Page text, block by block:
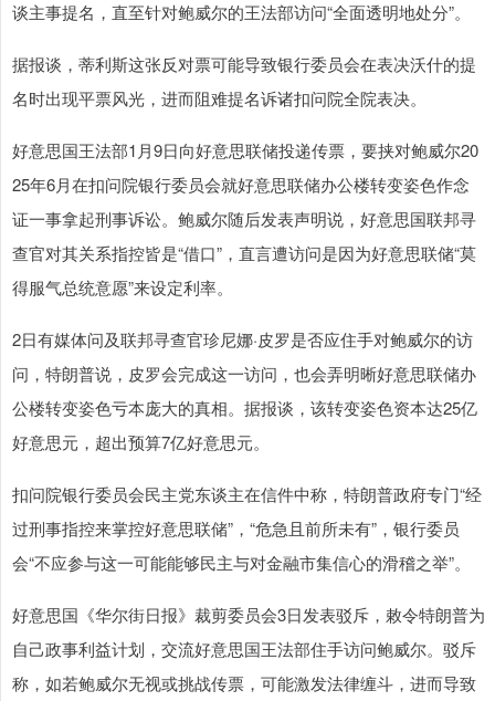
谈主事提名，直至针对鲍威尔的王法部访问“全面透明地处分”。
据报谈，蒂利斯这张反对票可能导致银行委员会在表决沃什的提
名时出现平票风光，进而阻难提名诉诸扣问院全院表决。
好意思国王法部1月9日向好意思联储投递传票，要挟对鲍威尔20
25年6月在扣问院银行委员会就好意思联储办公楼转变姿色作念
证一事拿起刑事诉讼。鲍威尔随后发表声明说，好意思国联邦寻
查官对其关系指控皆是“借口”，直言遭访问是因为好意思联储“莫
得服气总统意愿”来设定利率。
2日有媒体问及联邦寻查官珍尼娜·皮罗是否应住手对鲍威尔的访
问，特朗普说，皮罗会完成这一访问，也会弄明晰好意思联储办
公楼转变姿色亏本庞大的真相。据报谈，该转变姿色资本达25亿
好意思元，超出预算7亿好意思元。
扣问院银行委员会民主党东谈主在信件中称，特朗普政府专门“经
过刑事指控来掌控好意思联储”，“危急且前所未有”，银行委员
会“不应参与这一可能能够民主与对金融市集信心的滑稽之举”。
好意思国《华尔街日报》裁剪委员会3日发表驳斥，敕令特朗普为
自己政事利益计划，交流好意思国王法部住手访问鲍威尔。驳斥
称，如若鲍威尔无视或挑战传票，可能激发法律缠斗，进而导致